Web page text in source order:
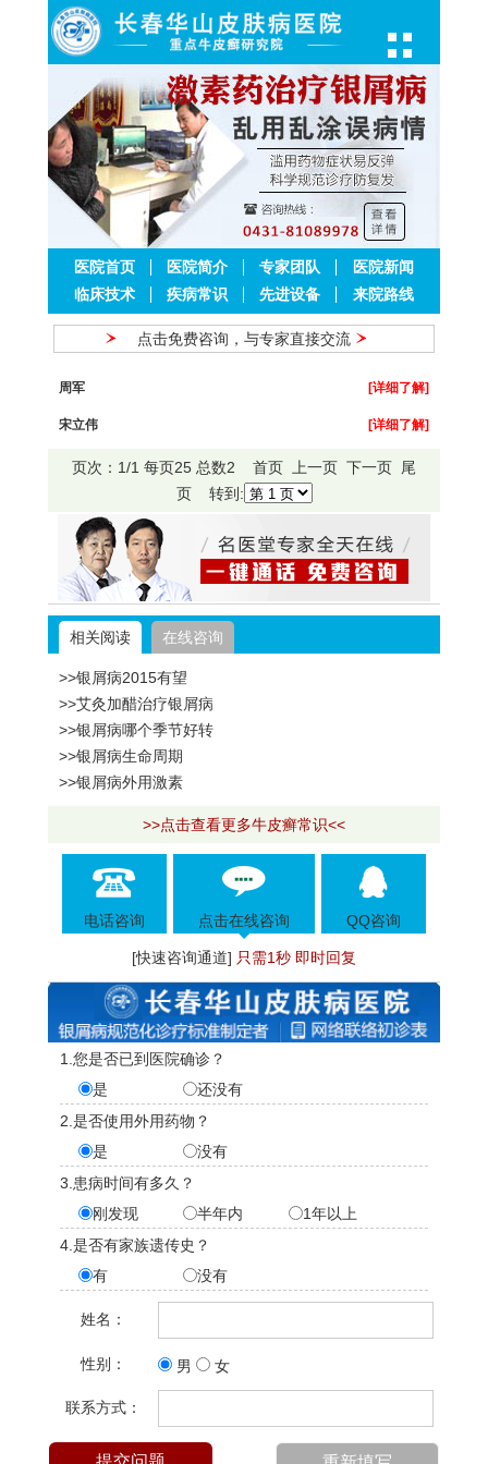
医院首页 医院简介 专家团队
医院新闻
临床技术
疾病常识 先进设备 来院路线
点击免费咨询，与专家直接交流
周军 [详细了解]
宋立伟 [详细了解]
页次：1/1 每页25 总数2 首页 上一页 下一页 尾
页 转到:
相关阅读 在线咨询
>>银屑病2015有望
>>艾灸加醋治疗银屑病
>>银屑病哪个季节好转
>>银屑病生命周期
>>银屑病外用激素
>>点击查看更多牛皮癣常识<<
电话咨询 点击在线咨询 QQ咨询
[快速咨询通道] 只需1秒 即时回复
1.您是否已到医院确诊？
是
还没有
2.是否使用外用药物？
是
没有
3.患病时间有多久？
刚发现
半年内
1年以上
4.是否有家族遗传史？
有
没有
姓名：
性别： 男 女
联系方式：